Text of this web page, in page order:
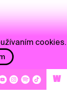
W
cookies.